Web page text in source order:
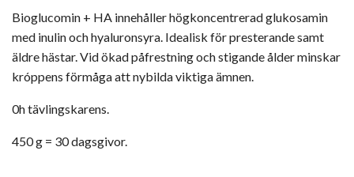
Bioglucomin + HA innehåller högkoncentrerad glukosamin
med inulin och hyaluronsyra. Idealisk för presterande samt
äldre hästar. Vid ökad påfrestning och stigande ålder minskar
króppens förmåga att nybilda viktiga ämnen.
0h tävlingskarens.
450 g = 30 dagsgivor.